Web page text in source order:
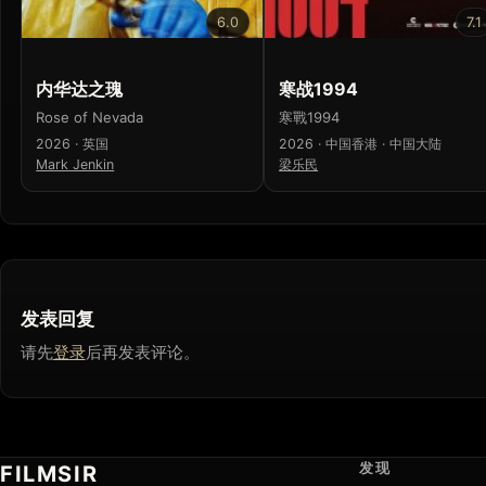
6.0
内华达之瑰
Rose of Nevada
2026 · 英国
Mark Jenkin
7.1
寒战1994
寒戰1994
2026 · 中国香港 · 中国大陆
梁乐民
发表回复
请先登录后再发表评论。
FILMSIR 发现